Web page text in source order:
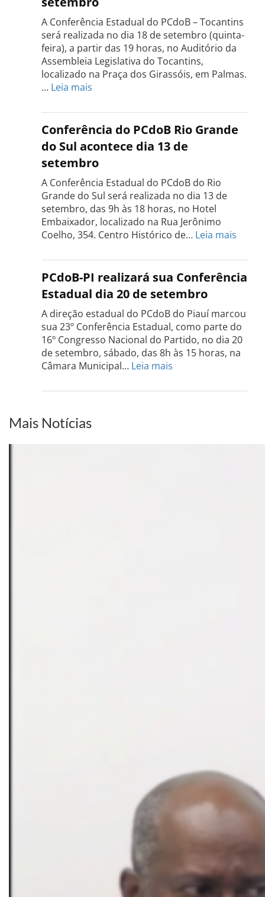
A Conferência Estadual do PCdoB – Tocantins
será realizada no dia 18 de setembro (quinta-
feira), a partir das 19 horas, no Auditório da
Assembleia Legislativa do Tocantins,
localizado na Praça dos Girassóis, em Palmas.
… Leia mais
Estadual
do
PCdoB
Tocantins
será
realizada
dia
18
de
setembro
Conferência do PCdoB Rio Grande
do Sul acontece dia 13 de
setembro
A Conferência Estadual do PCdoB do Rio
Grande do Sul será realizada no dia 13 de
setembro, das 9h às 18 horas, no Hotel
Embaixador, localizado na Rua Jerônimo
Coelho, 354. Centro Histórico de… Leia mais
do
PCdoB
Rio
do
Sul
dia
PCdoB-PI realizará sua Conferência
Estadual dia 20 de setembro
A direção estadual do PCdoB do Piauí marcou
sua 23º Conferência Estadual, como parte do
16º Congresso Nacional do Partido, no dia 20
de setembro, sábado, das 8h às 15 horas, na
Câmara Municipal… Leia mais
PI
Mais Notícias